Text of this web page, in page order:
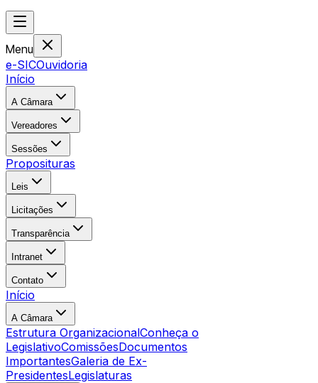
Menu
e-SICOuvidoria
Início
A Câmara
Vereadores
Sessões
Proposituras
Leis
Licitações
Transparência
Intranet
Contato
Início
A Câmara
Estrutura OrganizacionalConheça o
LegislativoComissõesDocumentos
ImportantesGaleria de Ex-
PresidentesLegislaturas